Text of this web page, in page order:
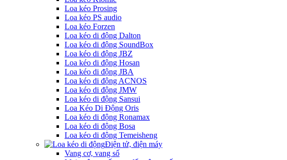
Loa kéo Prosing
Loa kéo PS audio
Loa kéo Forzen
Loa kéo di động Dalton
Loa kéo di động SoundBox
Loa kéo di động JBZ
Loa kéo di động Hosan
Loa kéo di động JBA
Loa kéo di động ACNOS
Loa kéo di động JMW
Loa kéo di động Sansui
Loa Kéo Di Động Oris
Loa kéo di động Ronamax
Loa kéo di động Bosa
Loa kéo di động Temeisheng
Điện tử, điện máy
Vang cơ, vang số